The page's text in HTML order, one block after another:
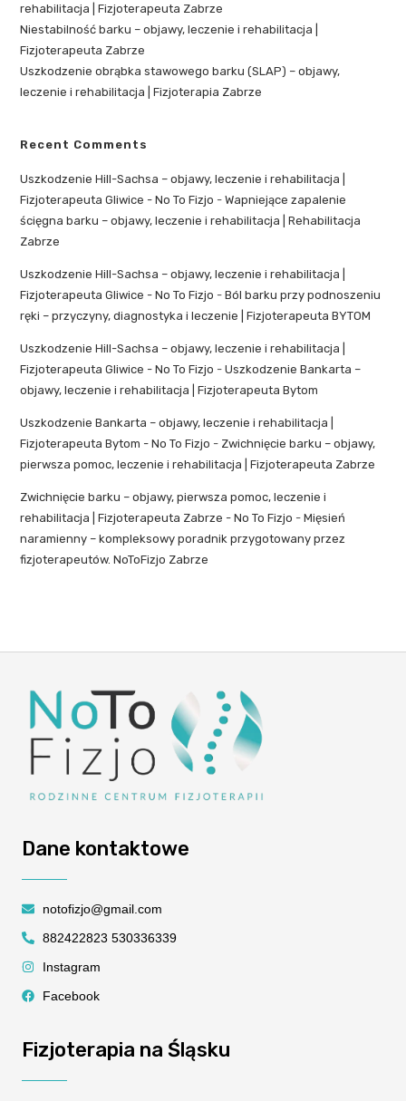
rehabilitacja | Fizjoterapeuta Zabrze
Niestabilność barku – objawy, leczenie i rehabilitacja |
Fizjoterapeuta Zabrze
Uszkodzenie obrąbka stawowego barku (SLAP) – objawy,
leczenie i rehabilitacja | Fizjoterapia Zabrze
Recent Comments
Uszkodzenie Hill-Sachsa – objawy, leczenie i rehabilitacja |
Fizjoterapeuta Gliwice - No To Fizjo -Wapniejące zapalenie
ścięgna barku – objawy, leczenie i rehabilitacja | Rehabilitacja
Zabrze
Uszkodzenie Hill-Sachsa – objawy, leczenie i rehabilitacja |
Fizjoterapeuta Gliwice - No To Fizjo -Ból barku przy podnoszeniu
ręki – przyczyny, diagnostyka i leczenie | Fizjoterapeuta BYTOM
Uszkodzenie Hill-Sachsa – objawy, leczenie i rehabilitacja |
Fizjoterapeuta Gliwice - No To Fizjo -Uszkodzenie Bankarta –
objawy, leczenie i rehabilitacja | Fizjoterapeuta Bytom
Uszkodzenie Bankarta – objawy, leczenie i rehabilitacja |
Fizjoterapeuta Bytom - No To Fizjo - Zwichnięcie barku – objawy,
pierwsza pomoc, leczenie i rehabilitacja | Fizjoterapeuta Zabrze
Zwichnięcie barku – objawy, pierwsza pomoc, leczenie i
rehabilitacja | Fizjoterapeuta Zabrze - No To Fizjo -Mięsień
naramienny – kompleksowy poradnik przygotowany przez
fizjoterapeutów. NoToFizjo Zabrze
Dane kontaktowe
notofizjo@gmail.com
882422823 530336339
Instagram
Facebook
Fizjoterapia na Śląsku